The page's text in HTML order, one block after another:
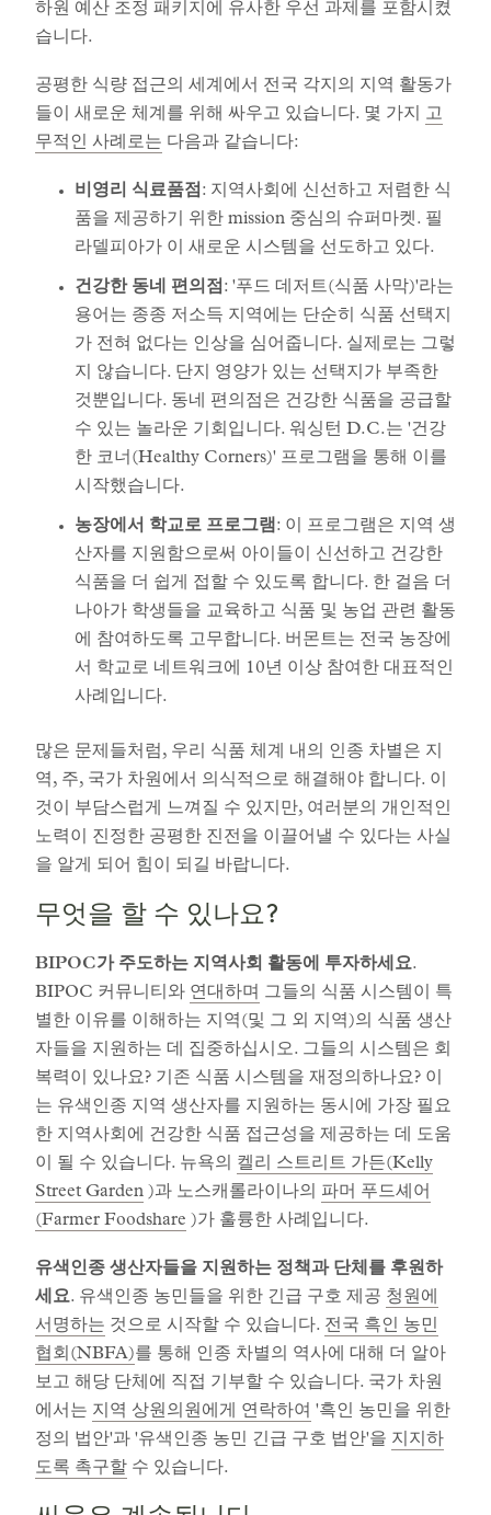
하원 예산 조정 패키지에 유사한 우선 과제를 포함시켰
습니다.
공평한 식량 접근의 세계에서 전국 각지의 지역 활동가
들이 새로운 체계를 위해 싸우고 있습니다. 몇 가지 고
무적인 사례로는 다음과 같습니다:
비영리 식료품점 : 지역사회에 신선하고 저렴한 식
품을 제공하기 위한 mission 중심의 슈퍼마켓. 필
라델피아가 이 새로운 시스템을 선도하고 있다.
건강한 동네 편의점 : '푸드 데저트(식품 사막)'라는
용어는 종종 저소득 지역에는 단순히 식품 선택지
가 전혀 없다는 인상을 심어줍니다. 실제로는 그렇
지 않습니다. 단지 영양가 있는 선택지가 부족한
것뿐입니다. 동네 편의점은 건강한 식품을 공급할
수 있는 놀라운 기회입니다. 워싱턴 D.C.는 '건강
한 코너(Healthy Corners)' 프로그램을 통해 이를
시작했습니다.
농장에서 학교로 프로그램 : 이 프로그램은 지역 생
산자를 지원함으로써 아이들이 신선하고 건강한
식품을 더 쉽게 접할 수 있도록 합니다. 한 걸음 더
나아가 학생들을 교육하고 식품 및 농업 관련 활동
에 참여하도록 고무합니다. 버몬트는 전국 농장에
서 학교로 네트워크에 10년 이상 참여한 대표적인
사례입니다.
많은 문제들처럼, 우리 식품 체계 내의 인종 차별은 지
역, 주, 국가 차원에서 의식적으로 해결해야 합니다. 이
것이 부담스럽게 느껴질 수 있지만, 여러분의 개인적인
노력이 진정한 공평한 진전을 이끌어낼 수 있다는 사실
을 알게 되어 힘이 되길 바랍니다.
무엇을 할 수 있나요?
BIPOC가 주도하는 지역사회 활동에 투자하세요.
BIPOC 커뮤니티와 연대하며 그들의 식품 시스템이 특
별한 이유를 이해하는 지역(및 그 외 지역)의 식품 생산
자들을 지원하는 데 집중하십시오. 그들의 시스템은 회
복력이 있나요? 기존 식품 시스템을 재정의하나요? 이
는 유색인종 지역 생산자를 지원하는 동시에 가장 필요
한 지역사회에 건강한 식품 접근성을 제공하는 데 도움
이 될 수 있습니다. 뉴욕의 켈리 스트리트 가든(Kelly
Street Garden )과 노스캐롤라이나의 파머 푸드셰어
(Farmer Foodshare )가 훌륭한 사례입니다.
유색인종 생산자들을 지원하는 정책과 단체를 후원하
세요. 유색인종 농민들을 위한 긴급 구호 제공 청원에
서명하는 것으로 시작할 수 있습니다. 전국 흑인 농민
협회(NBFA)를 통해 인종 차별의 역사에 대해 더 알아
보고 해당 단체에 직접 기부할 수 있습니다. 국가 차원
에서는 지역 상원의원에게 연락하여 '흑인 농민을 위한
정의 법안'과 '유색인종 농민 긴급 구호 법안'을 지지하
도록 촉구할 수 있습니다.